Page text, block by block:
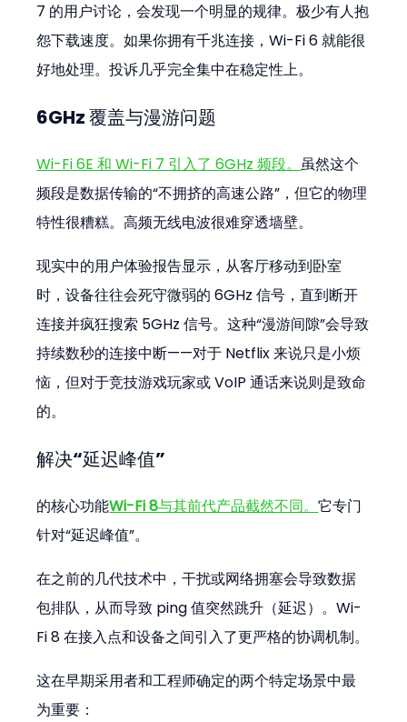
7 的用户讨论，会发现一个明显的规律。极少有人抱
怨下载速度。如果你拥有千兆连接，Wi-Fi 6 就能很
好地处理。投诉几乎完全集中在稳定性上。
6GHz 覆盖与漫游问题
Wi-Fi 6E 和 Wi-Fi 7 引入了 6GHz 频段。虽然这个
频段是数据传输的“不拥挤的高速公路”，但它的物理
特性很糟糕。高频无线电波很难穿透墙壁。
现实中的用户体验报告显示，从客厅移动到卧室
时，设备往往会死守微弱的 6GHz 信号，直到断开
连接并疯狂搜索 5GHz 信号。这种“漫游间隙”会导致
持续数秒的连接中断——对于 Netflix 来说只是小烦
恼，但对于竞技游戏玩家或 VoIP 通话来说则是致命
的。
解决“延迟峰值”
的核心功能Wi-Fi 8与其前代产品截然不同。它专门
针对“延迟峰值”。
在之前的几代技术中，干扰或网络拥塞会导致数据
包排队，从而导致 ping 值突然跳升（延迟）。Wi-
Fi 8 在接入点和设备之间引入了更严格的协调机制。
这在早期采用者和工程师确定的两个特定场景中最
为重要：